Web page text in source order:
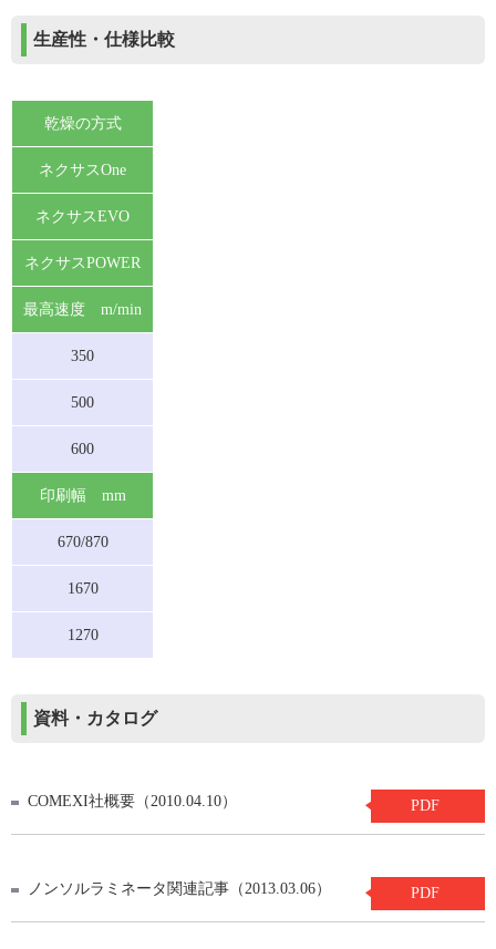
生産性・仕様比較
乾燥の方式
ネクサスOne
ネクサスEVO
ネクサスPOWER
最高速度 m/min
350
500
600
印刷幅 mm
670/870
1670
1270
資料・カタログ
COMEXI社概要（2010.04.10） PDF
ノンソルラミネータ関連記事（2013.03.06） PDF